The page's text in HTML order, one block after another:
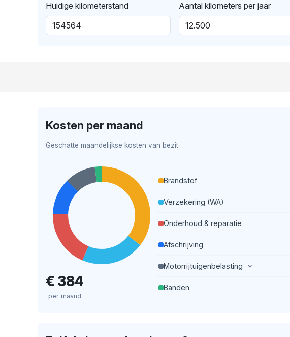
Huidige kilometerstand
Aantal kilometers per jaar
Kosten per maand
Geschatte maandelijkse kosten van bezit
€ 384
per maand
Brandstof
Verzekering (WA)
Onderhoud & reparatie
Afschrijving
Motorrijtuigenbelasting
Banden